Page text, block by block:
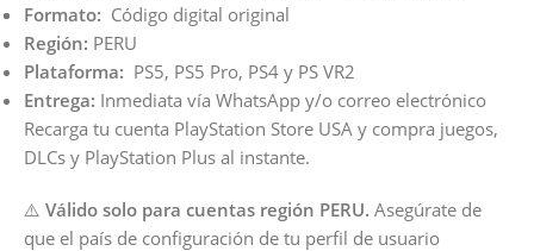
Formato: Código digital original
Región: PERU
Plataforma: PS5, PS5 Pro, PS4 y PS VR2
Entrega: Inmediata vía WhatsApp y/o correo electrónico
Recarga tu cuenta PlayStation Store USA y compra juegos,
DLCs y PlayStation Plus al instante.
⚠️ Válido solo para cuentas región PERU. Asegúrate de
que el país de configuración de tu perfil de usuario